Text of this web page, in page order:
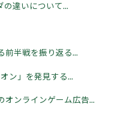
の違いについて...
前半戦を振り返る...
ン」を発見する...
オンラインゲーム広告...